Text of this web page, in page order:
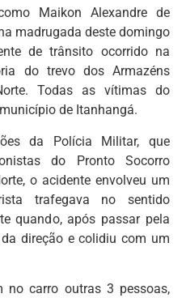
Maikon Alexandre de
madrugada deste domingo
de trânsito ocorrido na
do trevo dos Armazéns
Todas as vítimas do
de Itanhangá.
da Polícia Militar, que
do Pronto Socorro
o acidente envolveu um
trafegava no sentido
quando, após passar pela
direção e colidiu com um
no carro outras 3 pessoas,